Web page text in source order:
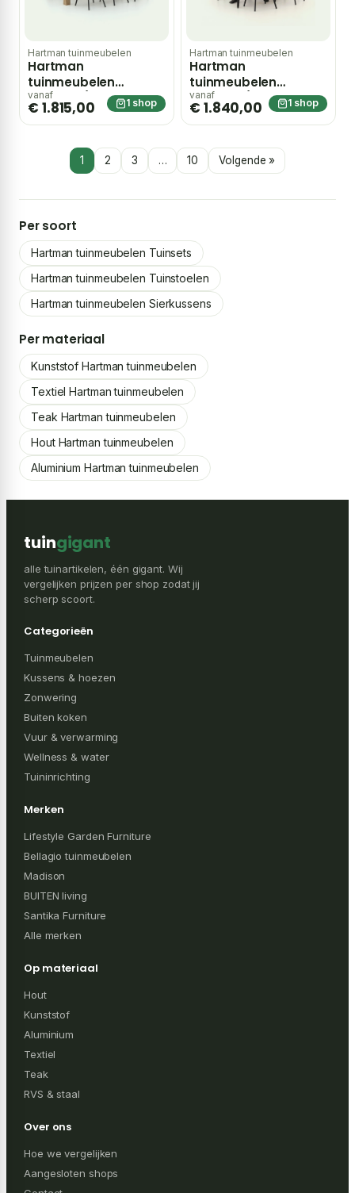
Hartman tuinmeubelen
Hartman
tuinmeubelen
Delphine/ROUGH-X
240cm dining tuinset
7-delig – Bruin
vanaf
€ 1.815,00 1 shop
Hartman tuinmeubelen
Hartman
tuinmeubelen
Delphine/Sophie
Studio 170cm dining
tuinset 5-delig
vanaf
€ 1.840,00 1 shop
1 2 3 … 10 Volgende »
Per soort
Hartman tuinmeubelen Tuinsets
Hartman tuinmeubelen Tuinstoelen
Hartman tuinmeubelen Sierkussens
Per materiaal
Kunststof Hartman tuinmeubelen
Textiel Hartman tuinmeubelen
Teak Hartman tuinmeubelen
Hout Hartman tuinmeubelen
Aluminium Hartman tuinmeubelen
tuingigant
alle tuinartikelen, één gigant. Wij
vergelijken prijzen per shop zodat jij
scherp scoort.
Categorieën
Tuinmeubelen
Kussens & hoezen
Zonwering
Buiten koken
Vuur & verwarming
Wellness & water
Tuininrichting
Merken
Lifestyle Garden Furniture
Bellagio tuinmeubelen
Madison
BUITEN living
Santika Furniture
Alle merken
Op materiaal
Hout
Kunststof
Aluminium
Textiel
Teak
RVS & staal
Over ons
Hoe we vergelijken
Aangesloten shops